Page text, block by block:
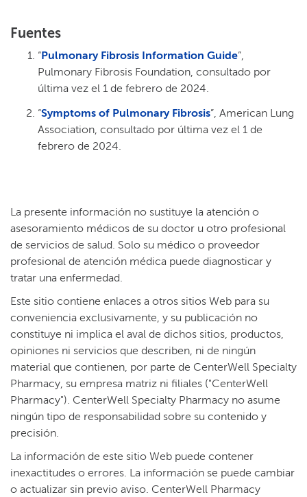
Fuentes​​
“Pulmonary Fibrosis Information Guide”,
Pulmonary Fibrosis Foundation, consultado por
última vez el 1 de febrero de 2024.​​
“Symptoms of Pulmonary Fibrosis”, American Lung
Association, consultado por última vez el 1 de
febrero de 2024.​​
La presente información no sustituye la atención o
asesoramiento médicos de su doctor u otro profesional
de servicios de salud. Solo su médico o proveedor
profesional de atención médica puede diagnosticar y
tratar una enfermedad.​​
Este sitio contiene enlaces a otros sitios Web para su
conveniencia exclusivamente, y su publicación no
constituye ni implica el aval de dichos sitios, productos,
opiniones ni servicios que describen, ni de ningún
material que contienen, por parte de CenterWell Specialty
Pharmacy, su empresa matriz ni filiales ("CenterWell
Pharmacy"). CenterWell Specialty Pharmacy no asume
ningún tipo de responsabilidad sobre su contenido y
precisión.​​
La información de este sitio Web puede contener
inexactitudes o errores. La información se puede cambiar
o actualizar sin previo aviso. CenterWell Pharmacy